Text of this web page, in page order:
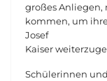
großes Anliegen,
kommen, um
Josef
Kaiser
Schülerinnen